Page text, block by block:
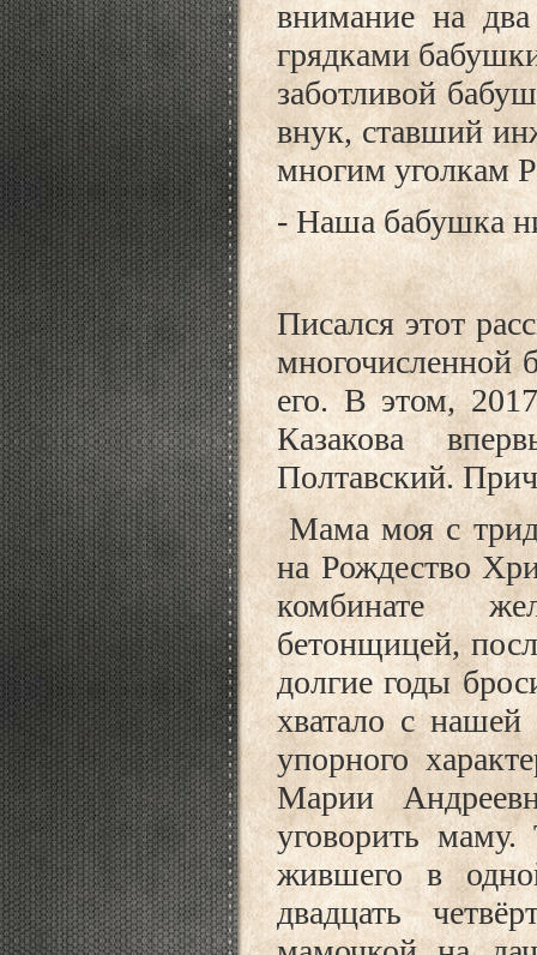
внимание на
грядками
заботливой
внук, ставший
многим уголкам
- Наша бабушка
Писался этот
многочисленной
его. В этом,
Казакова
Полтавский.
Мама моя с
на Рождество
комбинате
бетонщицей,
долгие годы
хватало с
упорного
Марии
уговорить
жившего в
двадцать